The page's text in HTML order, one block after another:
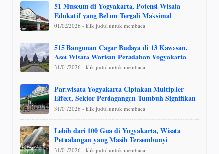
51 Museum di Yogyakarta, Potensi Wisata
Edukatif yang Belum Tergali Maksimal
01/02/2026 - klik judul untuk membaca
515 Bangunan Cagar Budaya di 13 Kawasan,
Aset Wisata Warisan Peradaban Yogyakarta
31/01/2026 - klik judul untuk membaca
Pariwisata Yogyakarta Ciptakan Multiplier
Effect, Sektor Perdagangan Tumbuh Signifikan
31/01/2026 - klik judul untuk membaca
Lebih dari 100 Gua di Yogyakarta, Wisata
Petualangan yang Masih Tersembunyi
31/01/2026 - klik judul untuk membaca